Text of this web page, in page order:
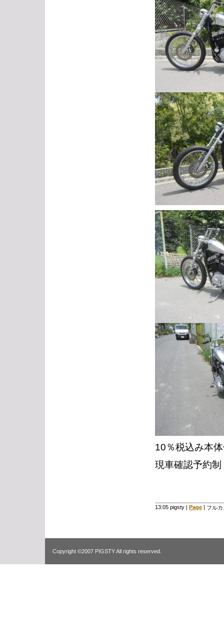
10％税込み本
現車確認予約
13:05 pigsty | Page | フル
Copyright ©2007 PIGSTY All rights reserved.